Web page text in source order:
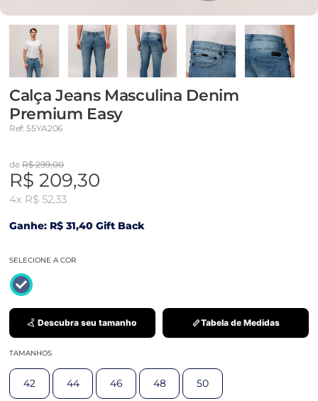
Calça Jeans Masculina Denim
Premium Easy
Ref: 55YA206
de R$ 299,00
R$ 209,30
4x R$ 52,33
Ganhe: R$ 31,40 Gift Back
SELECIONE A COR
Descubra seu tamanho Tabela de Medidas
TAMANHOS
42 44 46 48 50